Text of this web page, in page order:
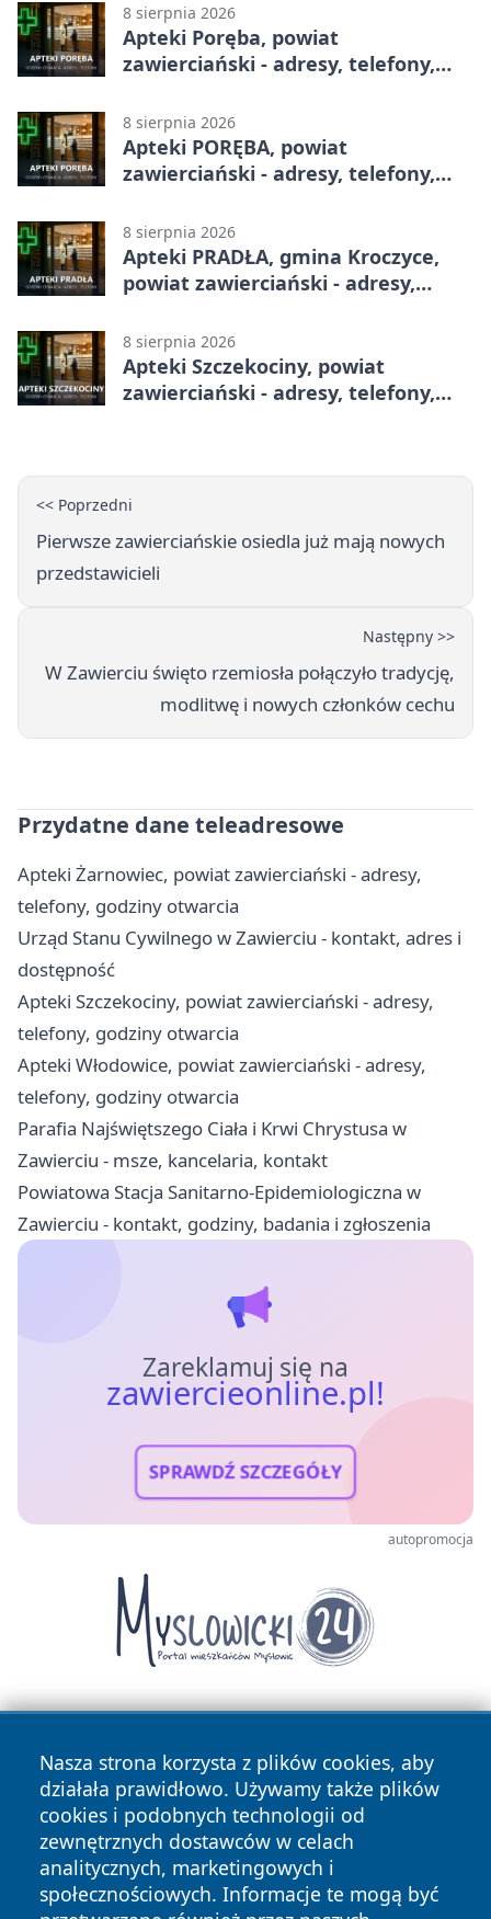
8 sierpnia 2026
Apteki Poręba, powiat
zawierciański - adresy, telefony,
8 sierpnia 2026
Apteki PORĘBA, powiat
zawierciański - adresy, telefony,
8 sierpnia 2026
Apteki PRADŁA, gmina Kroczyce,
powiat zawierciański - adresy,
8 sierpnia 2026
Apteki Szczekociny, powiat
zawierciański - adresy, telefony,
<< Poprzedni
Pierwsze zawierciańskie osiedla już mają nowych
przedstawicieli
Następny >>
W Zawierciu święto rzemiosła połączyło tradycję,
modlitwę i nowych członków cechu
Przydatne dane teleadresowe
Apteki Żarnowiec, powiat zawierciański - adresy,
telefony, godziny otwarcia
Urząd Stanu Cywilnego w Zawierciu - kontakt, adres i
dostępność
Apteki Szczekociny, powiat zawierciański - adresy,
telefony, godziny otwarcia
Apteki Włodowice, powiat zawierciański - adresy,
telefony, godziny otwarcia
Parafia Najświętszego Ciała i Krwi Chrystusa w
Zawierciu - msze, kancelaria, kontakt
Powiatowa Stacja Sanitarno-Epidemiologiczna w
Zawierciu - kontakt, godziny, badania i zgłoszenia
Zareklamuj się na
zawiercieonline.pl!
SPRAWDŹ SZCZEGÓŁY
autopromocja
Nasza strona korzysta z plików cookies, aby
działała prawidłowo. Używamy także plików
cookies i podobnych technologii od
zewnętrznych dostawców w celach
analitycznych, marketingowych i
społecznościowych. Informacje te mogą być
Copyright © 2026 zawiercieonline.pl Wszystkie prawa
zastrzeżone.